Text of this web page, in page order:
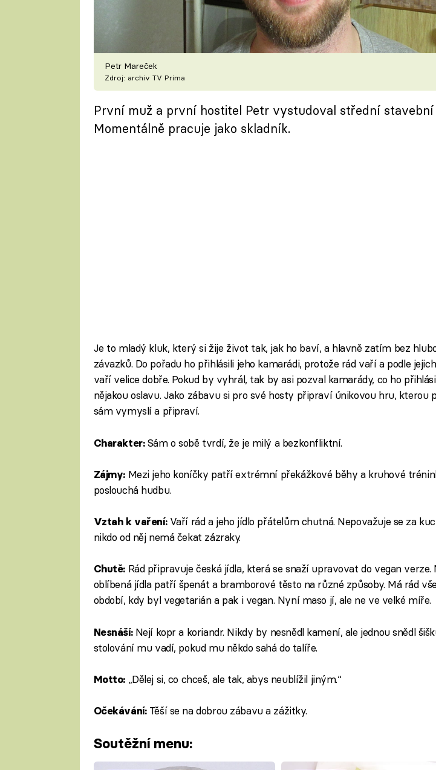
Petr Mareček
Zdroj: archiv TV Prima
První muž a první hostitel Petr vystudoval střední stavební
Momentálně pracuje jako skladník.
Je to mladý kluk, který si žije život tak, jak ho baví, a hlavně zatím bez
závazků. Do pořadu ho přihlásili jeho kamarádi, protože rád vaří a podle
vaří velice dobře. Pokud by vyhrál, tak by asi pozval kamarády, co ho
nějakou oslavu. Jako zábavu si pro své hosty připraví únikovou hru, kterou
sám vymyslí a připraví.
Charakter: Sám o sobě tvrdí, že je milý a bezkonfliktní.
Zájmy: Mezi jeho koníčky patří extrémní překážkové běhy a kruhové
poslouchá hudbu.
Vztah k vaření: Vaří rád a jeho jídlo přátelům chutná. Nepovažuje se za
nikdo od něj nemá čekat zázraky.
Chutě: Rád připravuje česká jídla, která se snaží upravovat do vegan verze.
oblíbená jídla patří špenát a bramborové těsto na různé způsoby. Má rád
období, kdy byl vegetarián a pak i vegan. Nyní maso jí, ale ne ve velké míře.
Nesnáší: Nejí kopr a koriandr. Nikdy by nesnědl kamení, ale jednou snědl
stolování mu vadí, pokud mu někdo sahá do talíře.
Motto: „Dělej si, co chceš, ale tak, abys neublížil jiným.“
Očekávání: Těší se na dobrou zábavu a zážitky.
Soutěžní menu: